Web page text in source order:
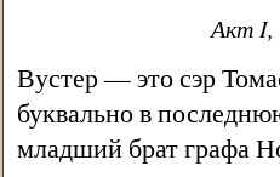
Акт I,
Вустер — это сэр
буквально в
младший брат графа